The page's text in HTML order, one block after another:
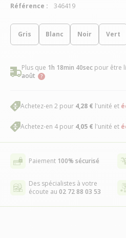
Gris Blanc Noir Vert
Plus que 1h 18min 39sec pour être
août
Achetez-en 2 pour 4,28 € l'unité et
Achetez-en 4 pour 4,05 € l'unité et
Paiement 100% sécurisé
Des spécialistes à votre
écoute au 02 72 88 03 53
Référence :
346419